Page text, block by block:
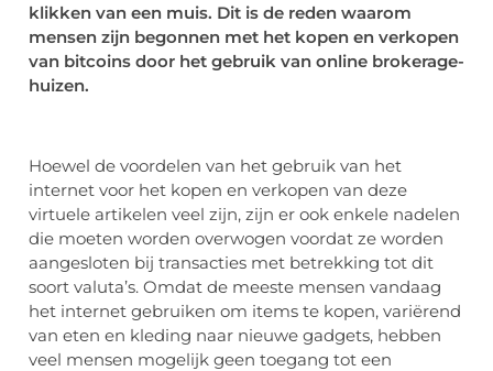
klikken van een muis. Dit is de reden waarom
mensen zijn begonnen met het kopen en verkopen
van bitcoins door het gebruik van online brokerage-
huizen.
Hoewel de voordelen van het gebruik van het
internet voor het kopen en verkopen van deze
virtuele artikelen veel zijn, zijn er ook enkele nadelen
die moeten worden overwogen voordat ze worden
aangesloten bij transacties met betrekking tot dit
soort valuta’s. Omdat de meeste mensen vandaag
het internet gebruiken om items te kopen, variërend
van eten en kleding naar nieuwe gadgets, hebben
veel mensen mogelijk geen toegang tot een